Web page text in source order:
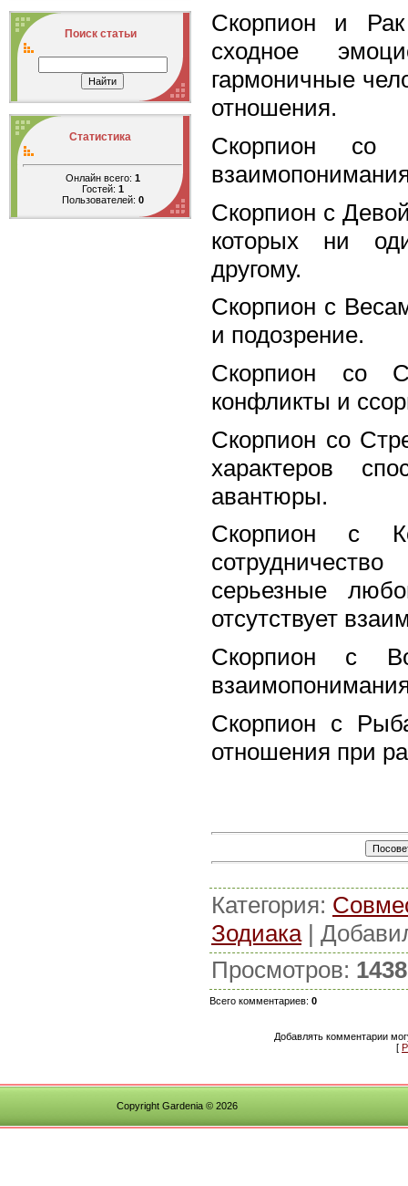
Поиск статьи
Статистика
Онлайн всего: 1
Гостей: 1
Пользователей: 0
Скорпион и
сходное
гармоничные
отношения.
Скорпион со
Скорпион с
которых ни
другому.
Скорпион с
и подозрение.
Скорпион со
конфликты и
Скорпион со
характеров
авантюры.
Скорпион с
серьезные
отсутствует
Скорпион с
Скорпион с
отношения при
Категория:
Зодиака|
Просмотров: 1438
Всего комментариев: 0
Добавлять комментарии
[
Copyright Gardenia © 2026